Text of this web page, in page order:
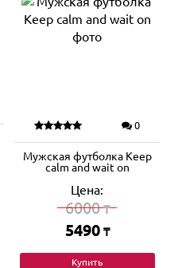
0
Мужская футболка Keep
calm and wait on
Цена:
6000₸
5490 ₸
Купить